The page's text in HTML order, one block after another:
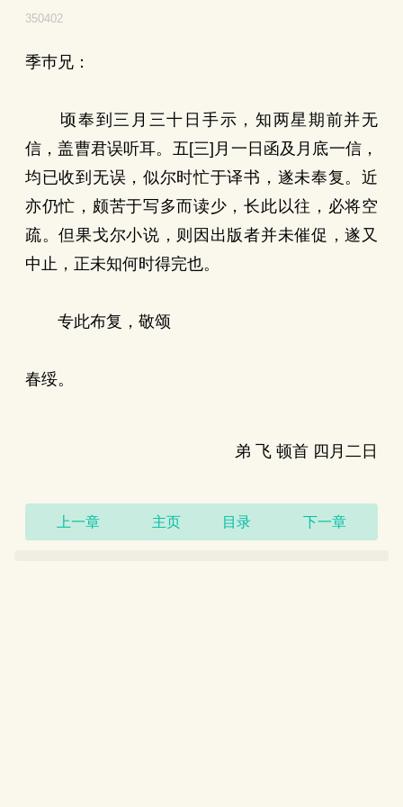
350402
季巿兄：
顷奉到三月三十日手示，知两星期前并无
信，盖曹君误听耳。五[三]月一日函及月底一信，
均已收到无误，似尔时忙于译书，遂未奉复。近
亦仍忙，颇苦于写多而读少，长此以往，必将空
疏。但果戈尔小说，则因出版者并未催促，遂又
中止，正未知何时得完也。
专此布复，敬颂
春绥。
弟 飞 顿首 四月二日
上一章 主页 目录 下一章